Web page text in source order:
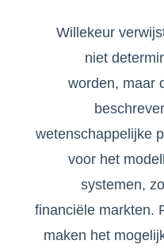
Willekeur
niet
worden, maar
wetenschappelijke
voor het
systemen,
financiële markten.
maken het